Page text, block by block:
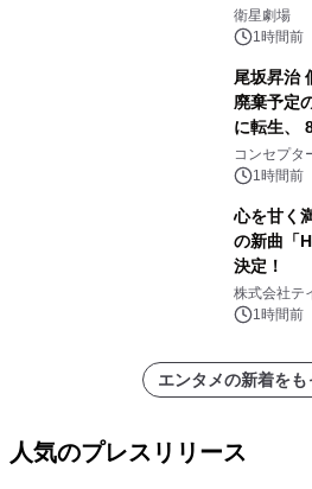
放送！
第1話期間
衛星劇場
1時間前
尾坂昇治
廃棄予定
に転生、
Galleryに
コンセプタ
1時間前
心を甘く
の新曲「
決定！
株式会社テ
1時間前
エンタメの新着をも
人気のプレスリリース